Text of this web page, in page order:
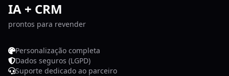
IA + CRM
prontos para revender
Personalização completa
Dados seguros (LGPD)
Suporte dedicado ao parceiro